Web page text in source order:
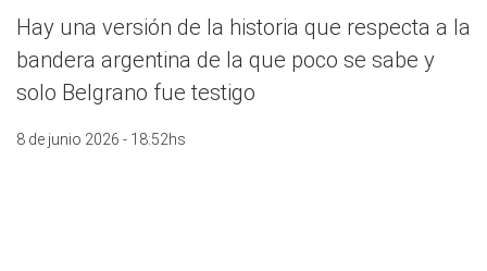
Hay una versión de la historia que respecta a la
bandera argentina de la que poco se sabe y
solo Belgrano fue testigo
8 de junio 2026 - 18:52hs